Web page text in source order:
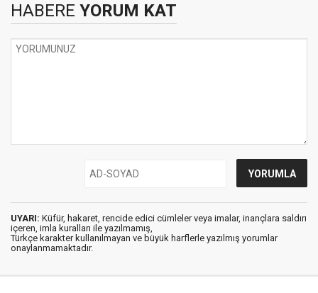
HABERE YORUM KAT
UYARI: Küfür, hakaret, rencide edici cümleler veya imalar, inançlara saldırı
içeren, imla kuralları ile yazılmamış,
Türkçe karakter kullanılmayan ve büyük harflerle yazılmış yorumlar
onaylanmamaktadır.